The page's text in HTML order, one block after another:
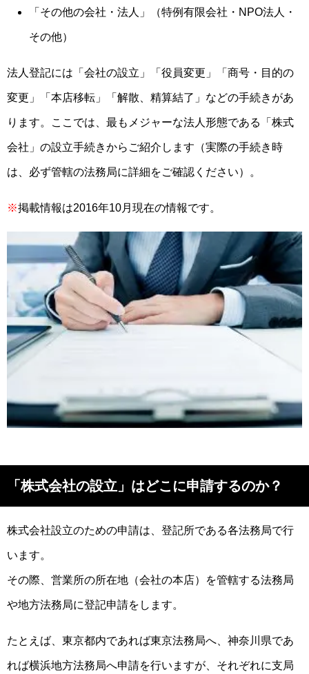
「その他の会社・法人」（特例有限会社・NPO法人・
その他）
法人登記には「会社の設立」「役員変更」「商号・目的の
変更」「本店移転」「解散、精算結了」などの手続きがあ
ります。ここでは、最もメジャーな法人形態である「株式
会社」の設立手続きからご紹介します（実際の手続き時
は、必ず管轄の法務局に詳細をご確認ください）。
※掲載情報は2016年10月現在の情報です。
「株式会社の設立」はどこに申請するのか？
株式会社設立のための申請は、登記所である各法務局で行
います。
その際、営業所の所在地（会社の本店）を管轄する法務局
や地方法務局に登記申請をします。
たとえば、東京都内であれば東京法務局へ、神奈川県であ
れば横浜地方法務局へ申請を行いますが、それぞれに支局